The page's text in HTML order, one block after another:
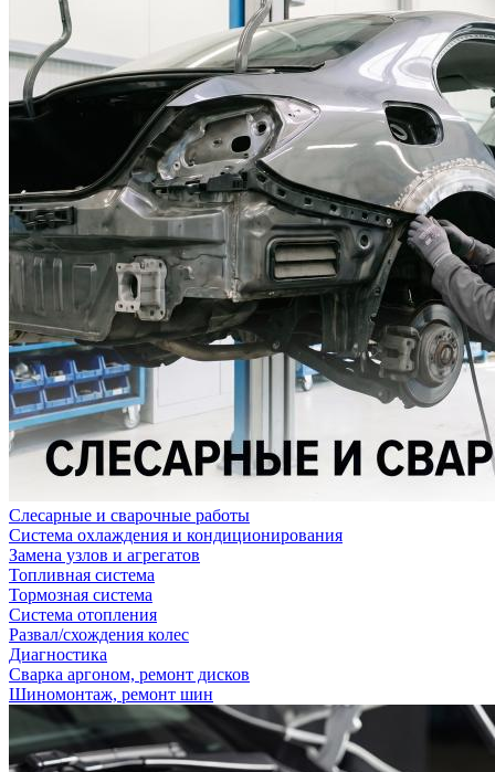
Слесарные и сварочные работы
Система охлаждения и кондиционирования
Замена узлов и агрегатов
Топливная система
Тормозная система
Система отопления
Развал/схождения колес
Диагностика
Сварка аргоном, ремонт дисков
Шиномонтаж, ремонт шин